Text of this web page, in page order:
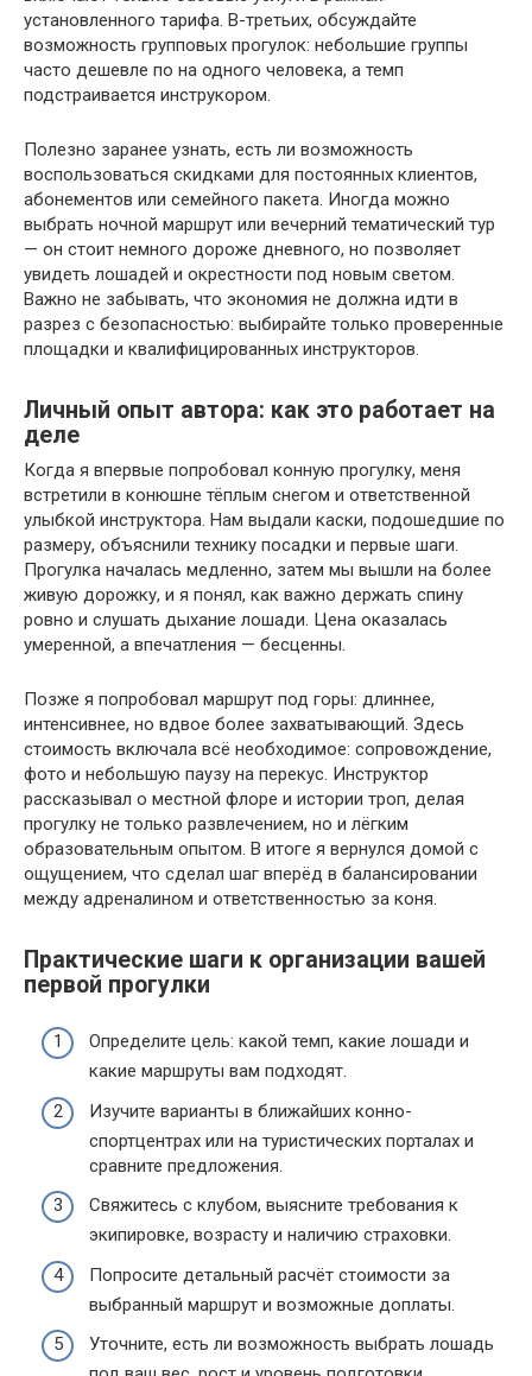
установленного тарифа. В-третьих, обсуждайте
возможность групповых прогулок: небольшие группы
часто дешевле по на одного человека, а темп
подстраивается инструкором.
Полезно заранее узнать, есть ли возможность
воспользоваться скидками для постоянных клиентов,
абонементов или семейного пакета. Иногда можно
выбрать ночной маршрут или вечерний тематический тур
— он стоит немного дороже дневного, но позволяет
увидеть лошадей и окрестности под новым светом.
Важно не забывать, что экономия не должна идти в
разрез с безопасностью: выбирайте только проверенные
площадки и квалифицированных инструкторов.
Личный опыт автора: как это работает на
деле
Когда я впервые попробовал конную прогулку, меня
встретили в конюшне тёплым снегом и ответственной
улыбкой инструктора. Нам выдали каски, подошедшие по
размеру, объяснили технику посадки и первые шаги.
Прогулка началась медленно, затем мы вышли на более
живую дорожку, и я понял, как важно держать спину
ровно и слушать дыхание лошади. Цена оказалась
умеренной, а впечатления — бесценны.
Позже я попробовал маршрут под горы: длиннее,
интенсивнее, но вдвое более захватывающий. Здесь
стоимость включала всё необходимое: сопровождение,
фото и небольшую паузу на перекус. Инструктор
рассказывал о местной флоре и истории троп, делая
прогулку не только развлечением, но и лёгким
образовательным опытом. В итоге я вернулся домой с
ощущением, что сделал шаг вперёд в балансировании
между адреналином и ответственностью за коня.
Практические шаги к организации вашей
первой прогулки
Определите цель: какой темп, какие лошади и
какие маршруты вам подходят.
Изучите варианты в ближайших конно-
спортцентрах или на туристических порталах и
сравните предложения.
Свяжитесь с клубом, выясните требования к
экипировке, возрасту и наличию страховки.
Попросите детальный расчёт стоимости за
выбранный маршрут и возможные доплаты.
Уточните, есть ли возможность выбрать лошадь